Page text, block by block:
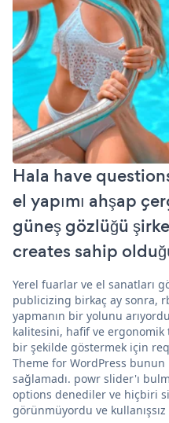
Hala have
el yapımı ahşap
güneş gözlüğü
creates sahip
Yerel fuarlar ve el sanatları
publicizing birkaç ay sonra,
yapmanın bir yolunu
kalitesini, hafif ve ergonomik
bir şekilde göstermek için
Theme for WordPress
sağlamadı. powr slider'ı
options denediler ve hiçbiri
görünmüyordu ve kullanışsız